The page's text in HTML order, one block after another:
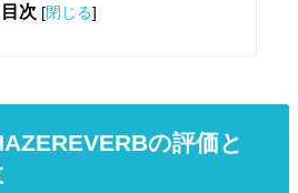
目次 [閉じる]
の評価と